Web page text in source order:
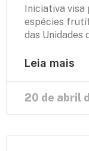
Iniciativa
espécies
das Unidades
Leia mais
20 de abril